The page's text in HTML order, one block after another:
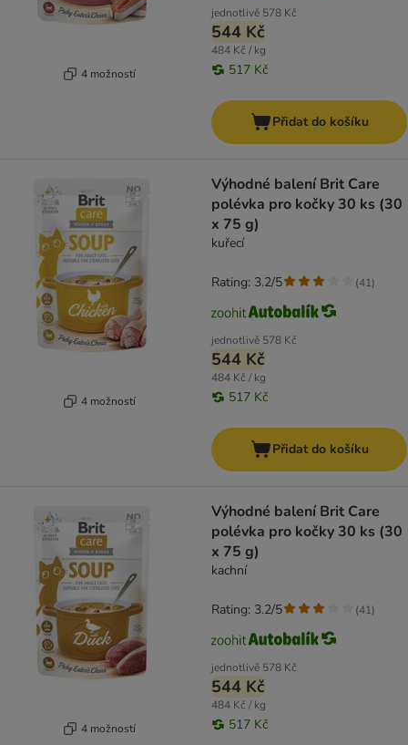
4 možností
jednotlivě 578 Kč
544 Kč
484 Kč / kg
517 Kč
Přidat do košíku
4 možností
Výhodné balení Brit Care
polévka pro kočky 30 ks (30
x 75 g)
kuřecí
jednotlivě 578 Kč
544 Kč
484 Kč / kg
517 Kč
Rating: 3.2/5 (41)
Přidat do košíku
4 možností
Výhodné balení Brit Care
polévka pro kočky 30 ks (30
x 75 g)
kachní
jednotlivě 578 Kč
544 Kč
484 Kč / kg
517 Kč
Rating: 3.2/5 (41)